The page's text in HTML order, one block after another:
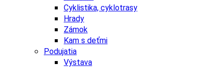
Cyklistika, cyklotrasy
Hrady
Zámok
Kam s deťmi
Podujatia
Výstava